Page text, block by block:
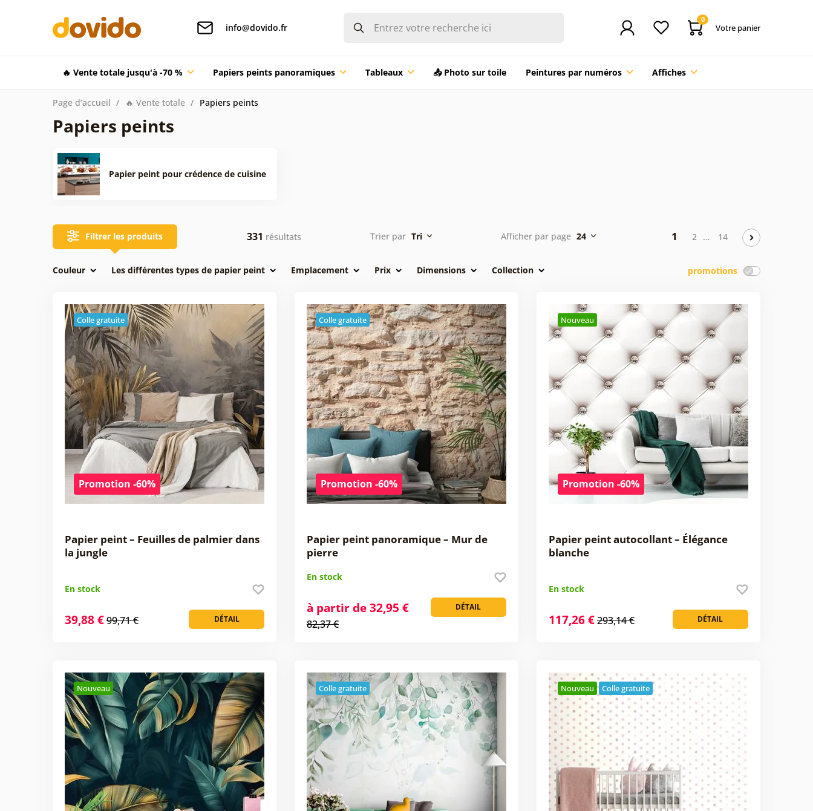
info@dovido.fr
0
Votre panier
🔥 Vente totale jusqu'à -70 % Papiers peints panoramiques Tableaux 📤 Photo sur toile Peintures par numéros Affiches
Page d’accueil 🔥 Vente totale Papiers peints
Papiers peints
Papier peint pour crédence de cuisine
Filtrer les produits 331 résultats Trier par Tri Afficher par page 24 1 2 … 14
promotions
Couleur Les différentes types de papier peint Emplacement Prix Dimensions Collection
Colle gratuite
Promotion -60%
Papier peint – Feuilles de palmier dans
la jungle
En stock
DÉTAIL
39,88 €99,71 €
Colle gratuite
Promotion -60%
Papier peint panoramique – Mur de
pierre
En stock
DÉTAIL
à partir de 32,95 €
82,37 €
Nouveau
Promotion -60%
Papier peint autocollant – Élégance
blanche
En stock
DÉTAIL
117,26 €293,14 €
Nouveau Colle gratuite Nouveau Colle gratuite